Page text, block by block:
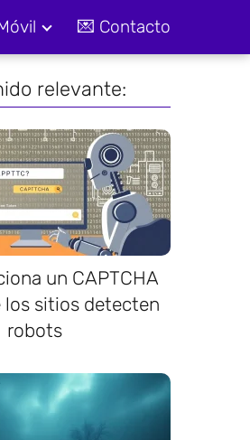
💌 Contacto
relevante:
un CAPTCHA
los sitios detecten
robots